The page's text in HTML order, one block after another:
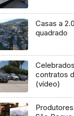
Casas a
quadrado
contratos
(vídeo)